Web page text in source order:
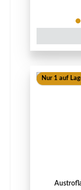
Nur 1 auf